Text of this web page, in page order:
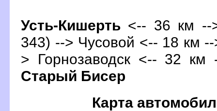
Усть-Кишерть <-- 36 км
343) --> Чусовой <-- 18 км
> Горнозаводск <-- 32
Старый Бисер
Карта